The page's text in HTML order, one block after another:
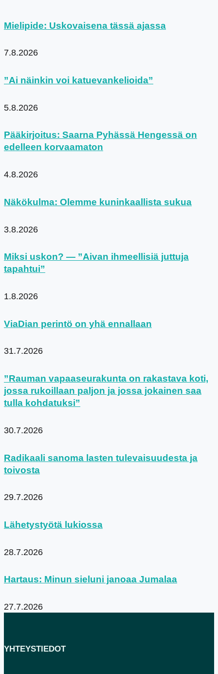
Mielipide: Uskovaisena tässä ajassa
7.8.2026
”Ai näinkin voi katuevankelioida”
5.8.2026
Pääkirjoitus: Saarna Pyhässä Hengessä on
edelleen korvaamaton
4.8.2026
Näkökulma: Olemme kuninkaallista sukua
3.8.2026
Miksi uskon? — ”Aivan ihmeellisiä juttuja
tapahtui”
1.8.2026
ViaDian perintö on yhä ennallaan
31.7.2026
”Rauman vapaaseurakunta on rakastava koti,
jossa rukoillaan paljon ja jossa jokainen saa
tulla kohdatuksi”
30.7.2026
Radikaali sanoma lasten tulevaisuudesta ja
toivosta
29.7.2026
Lähetystyötä lukiossa
28.7.2026
Hartaus: Minun sieluni janoaa Jumalaa
27.7.2026
YHTEYSTIEDOT